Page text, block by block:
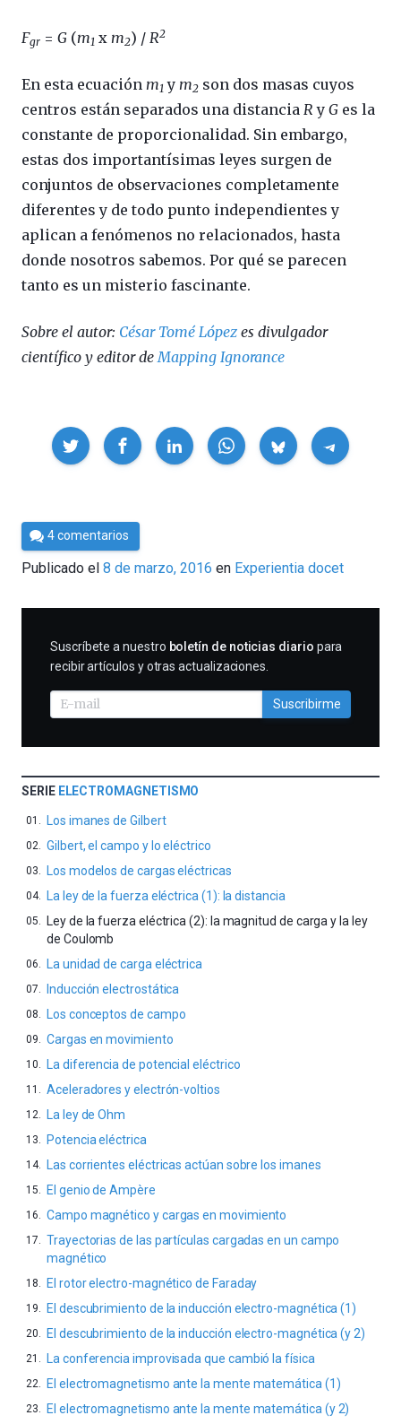
Fgr = G (m1 x m2) / R2
En esta ecuación m1 y m2 son dos masas cuyos
centros están separados una distancia Ry G es la
constante de proporcionalidad. Sin embargo,
estas dos importantísimas leyes surgen de
conjuntos de observaciones completamente
diferentes y de todo punto independientes y
aplican a fenómenos no relacionados, hasta
donde nosotros sabemos. Por qué se parecen
tanto es un misterio fascinante.
Sobre el autor: César Tomé López es divulgador
científico y editor deMapping Ignorance
Compartir
Por
César
Tomé
4 comentarios
Publicado el 8 de marzo, 2016 en Experientia docet
SUSCRIBIRME
Suscríbete a nuestro boletín de noticias diario para
recibir artículos y otras actualizaciones.
Suscribirme
SERIE ELECTROMAGNETISMO
Los imanes de Gilbert
Gilbert, el campo y lo eléctrico
Los modelos de cargas eléctricas
La ley de la fuerza eléctrica (1): la distancia
Ley de la fuerza eléctrica (2): la magnitud de carga y la ley
de Coulomb
La unidad de carga eléctrica
Inducción electrostática
Los conceptos de campo
Cargas en movimiento
La diferencia de potencial eléctrico
Aceleradores y electrón-voltios
La ley de Ohm
Potencia eléctrica
Las corrientes eléctricas actúan sobre los imanes
El genio de Ampère
Campo magnético y cargas en movimiento
Trayectorias de las partículas cargadas en un campo
magnético
El rotor electro-magnético de Faraday
El descubrimiento de la inducción electro-magnética (1)
El descubrimiento de la inducción electro-magnética (y 2)
La conferencia improvisada que cambió la física
El electromagnetismo ante la mente matemática (1)
El electromagnetismo ante la mente matemática (y 2)